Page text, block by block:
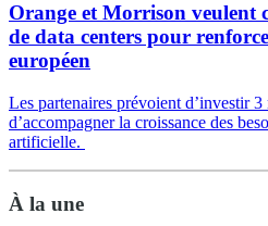
Orange et Morrison veulent
de data centers pour
européen
Les partenaires prévoient d’investir
d’accompagner la croissance des
artificielle.
À la une